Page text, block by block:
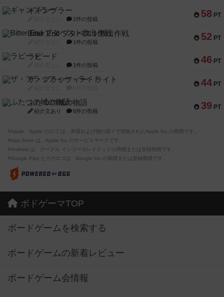
58 PT
ギャンブラー
2件の投稿
52 PT
Bitter End ブタペスト救出作戦
1件の投稿
46 PT
ラピード
1件の投稿
44 PT
ザ・フラッフィー・ライト
39 PT
ふたつの城の物語
紹介文あり 6件の投稿
※Apple、Apple のロゴ は、米国および他の国々で登録されたApple Inc.の商標です。
※App Store は、Apple Inc.のサービスマークです。
※Android は、グーグル インコーポレイテッドの商標または登録商標です。
※Google Play とそのロゴは、Google Inc.の商標または登録商標です。
ボドゲーマTOP
ボードゲームを検索する
ボードゲームの新着レビュー
ボードゲーム会情報